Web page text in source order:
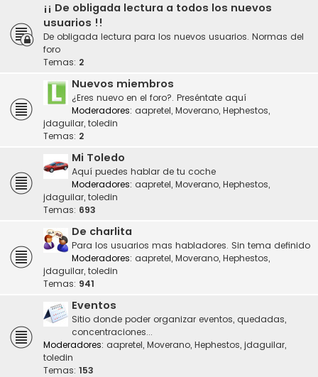
¡¡ De obligada lectura a todos los nuevos
usuarios !!
De obligada lectura para los nuevos usuarios. Normas del
foro
Temas: 2
Nuevos miembros
¿Eres nuevo en el foro?. Preséntate aquí
Moderadores: aapretel, Moverano, Hephestos,
jdaguilar, toledin
Temas: 2
Mi Toledo
Aquí puedes hablar de tu coche
Moderadores: aapretel, Moverano, Hephestos,
jdaguilar, toledin
Temas: 693
De charlita
Para los usuarios mas habladores. Sin tema definido
Moderadores: aapretel, Moverano, Hephestos,
jdaguilar, toledin
Temas: 941
Eventos
Sitio donde poder organizar eventos, quedadas,
concentraciones...
Moderadores: aapretel, Moverano, Hephestos, jdaguilar,
toledin
Temas: 153